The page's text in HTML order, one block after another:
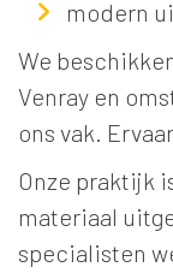
modern
We
Venray en
ons vak.
Onze praktijk
materiaal
specialisten